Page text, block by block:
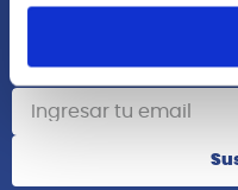
Suscribete